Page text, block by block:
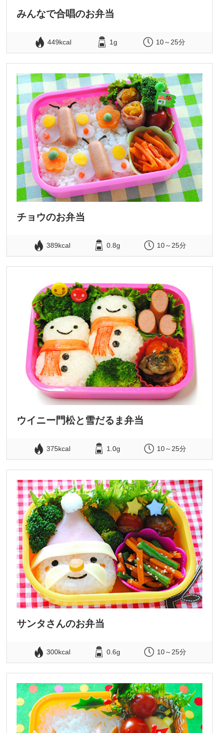
みんなで合唱のお弁当
449kcal 1g 10～25分
チョウのお弁当
389kcal 0.8g 10～25分
ウイニー門松と雪だるま弁当
375kcal 1.0g 10～25分
サンタさんのお弁当
300kcal 0.6g 10～25分